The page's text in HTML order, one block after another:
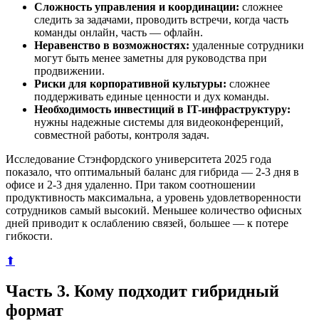
Сложность управления и координации: сложнее
следить за задачами, проводить встречи, когда часть
команды онлайн, часть — офлайн.
Неравенство в возможностях: удаленные сотрудники
могут быть менее заметны для руководства при
продвижении.
Риски для корпоративной культуры: сложнее
поддерживать единые ценности и дух команды.
Необходимость инвестиций в IT-инфраструктуру:
нужны надежные системы для видеоконференций,
совместной работы, контроля задач.
Исследование Стэнфордского университета 2025 года
показало, что оптимальный баланс для гибрида — 2-3 дня в
офисе и 2-3 дня удаленно. При таком соотношении
продуктивность максимальна, а уровень удовлетворенности
сотрудников самый высокий. Меньшее количество офисных
дней приводит к ослаблению связей, большее — к потере
гибкости.
⬆
Часть 3. Кому подходит гибридный
формат